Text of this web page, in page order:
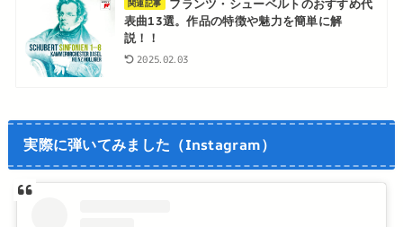
関連記事
フランツ・シューベルトのおすすめ代
表曲13選。作品の特徴や魅力を簡単に解
説！！
2025.02.03
実際に弾いてみました（Instagram）